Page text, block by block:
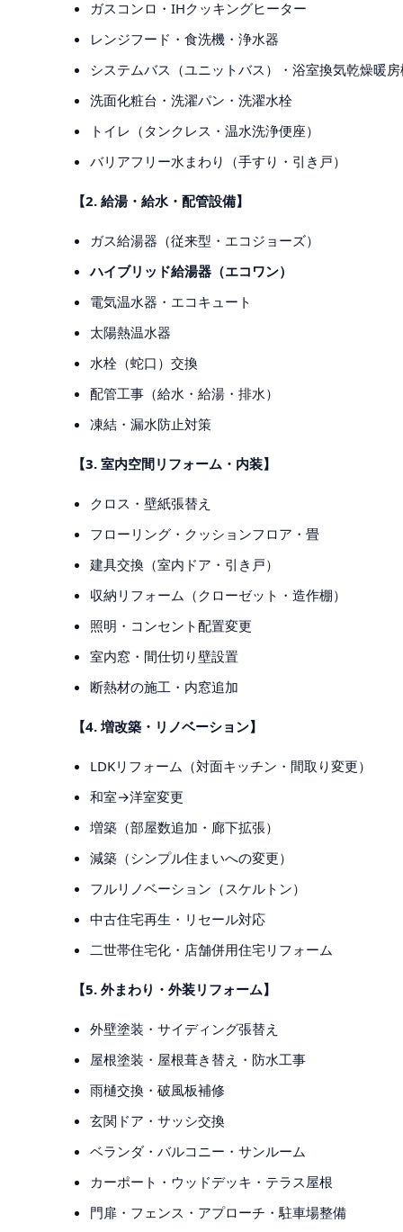
ガスコンロ・IHクッキングヒーター
レンジフード・食洗機・浄水器
システムバス（ユニットバス）・浴室換気乾燥暖
洗面化粧台・洗濯パン・洗濯水栓
トイレ（タンクレス・温水洗浄便座）
バリアフリー水まわり（手すり・引き戸）
【2. 給湯・給水・配管設備】
ガス給湯器（従来型・エコジョーズ）
ハイブリッド給湯器（エコワン）
電気温水器・エコキュート
太陽熱温水器
水栓（蛇口）交換
配管工事（給水・給湯・排水）
凍結・漏水防止対策
【3. 室内空間リフォーム・内装】
クロス・壁紙張替え
フローリング・クッションフロア・畳
建具交換（室内ドア・引き戸）
収納リフォーム（クローゼット・造作棚）
照明・コンセント配置変更
室内窓・間仕切り壁設置
断熱材の施工・内窓追加
【4. 増改築・リノベーション】
LDKリフォーム（対面キッチン・間取り変更）
和室→洋室変更
増築（部屋数追加・廊下拡張）
減築（シンプル住まいへの変更）
フルリノベーション（スケルトン）
中古住宅再生・リセール対応
二世帯住宅化・店舗併用住宅リフォーム
【5. 外まわり・外装リフォーム】
外壁塗装・サイディング張替え
屋根塗装・屋根葺き替え・防水工事
雨樋交換・破風板補修
玄関ドア・サッシ交換
ベランダ・バルコニー・サンルーム
カーポート・ウッドデッキ・テラス屋根
門扉・フェンス・アプローチ・駐車場整備